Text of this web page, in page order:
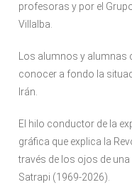
profesoras y por el
Villalba.
Los alumnos y
conocer a fondo la
Irán.
El hilo conductor de la
gráfica que explica la
través de los ojos de
Satrapi (1969-2026).